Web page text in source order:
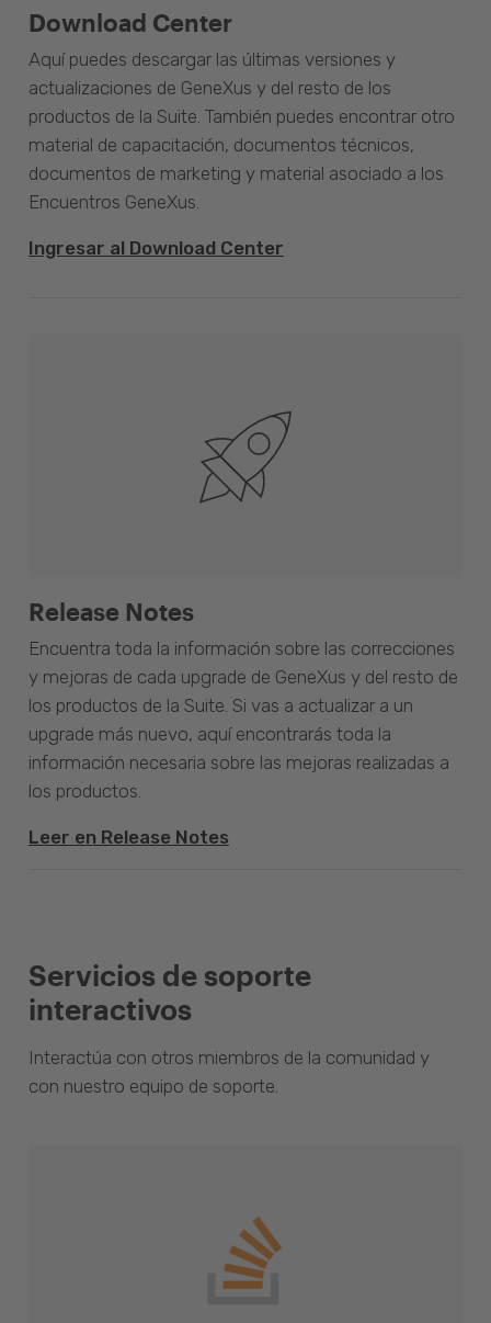
Download Center
Aquí puedes descargar las últimas versiones y
actualizaciones de GeneXus y del resto de los
productos de la Suite. También puedes encontrar otro
material de capacitación, documentos técnicos,
documentos de marketing y material asociado a los
Encuentros GeneXus.
Ingresar al Download Center
Release Notes
Encuentra toda la información sobre las correcciones
y mejoras de cada upgrade de GeneXus y del resto de
los productos de la Suite. Si vas a actualizar a un
upgrade más nuevo, aquí encontrarás toda la
información necesaria sobre las mejoras realizadas a
los productos.
Leer en Release Notes
Servicios de soporte
interactivos
Interactúa con otros miembros de la comunidad y
con nuestro equipo de soporte.